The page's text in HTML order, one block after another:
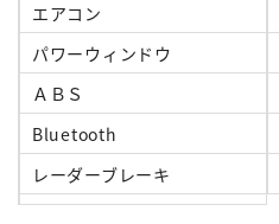
エアコン
パワーウィンドウ
ＡＢＳ
Bluetooth
レーダーブレーキ